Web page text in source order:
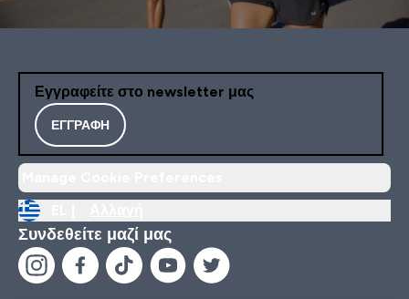
Εγγραφείτε στο newsletter μας
ΕΓΓΡΑΦΉ
Συνδεθείτε μαζί μας